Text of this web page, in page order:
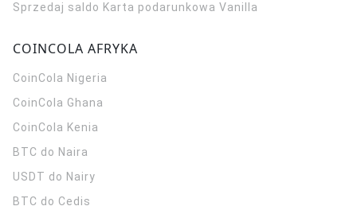
Sprzedaj saldo Karta podarunkowa Vanilla
COINCOLA AFRYKA
CoinCola Nigeria
CoinCola Ghana
CoinCola Kenia
BTC do Naira
USDT do Nairy
BTC do Cedis